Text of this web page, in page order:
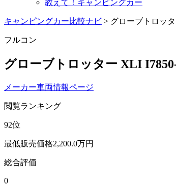
教えて！キャンピングカー
キャンピングカー比較ナビ > グローブトロッ
フルコン
グローブトロッター XLI
メーカー車両情報ページ
閲覧ランキング
92位
最低販売価格2,200.0万円
総合評価
0